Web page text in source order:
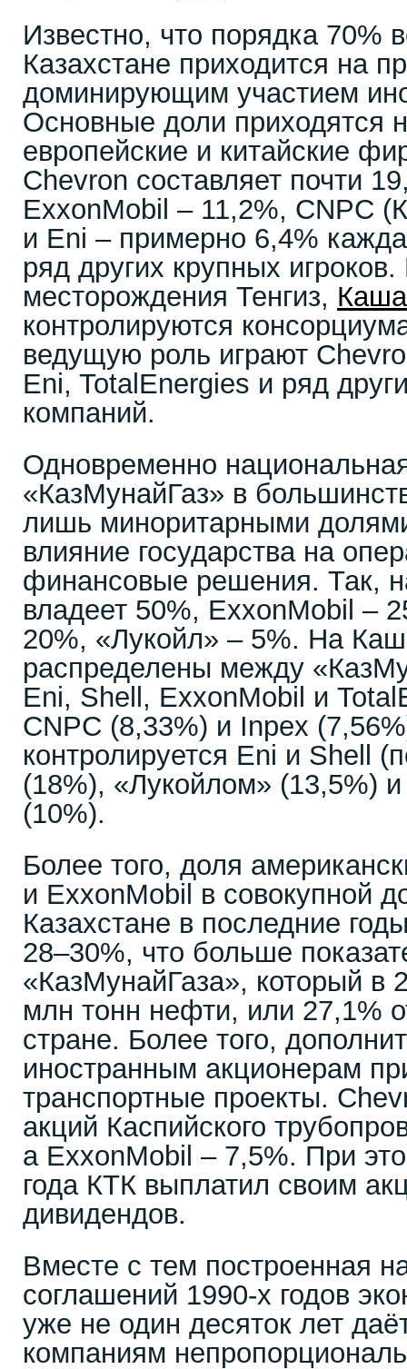
Известно, что порядка 70%
Казахстане приходится на
доминирующим участием
Основные доли приходятся
европейские и китайские
Chevron составляет почти
ExxonMobil – 11,2%, CNPC
и Eni – примерно 6,4%
ряд других крупных
месторождения Тенгиз,
контролируются
ведущую роль играют
Eni, TotalEnergies и ряд
компаний.
Одновременно
«КазМунайГаз» в
лишь миноритарными
влияние государства на
финансовые решения. Так,
владеет 50%, ExxonMobil –
20%, «Лукойл» – 5%. На
распределены между
Eni, Shell, ExxonMobil и
CNPC (8,33%) и Inpex
контролируется Eni и Shell
(18%), «Лукойлом» (13,5%)
(10%).
Более того, доля
и ExxonMobil в совокупной
Казахстане в последние
28–30%, что больше
«КазМунайГаза», который в
млн тонн нефти, или 27,1%
стране. Более того,
иностранным акционерам
транспортные проекты.
акций Каспийского
а ExxonMobil – 7,5%. При
года КТК выплатил своим
дивидендов.
Вместе с тем построенная
соглашений 1990-х годов
уже не один десяток лет
компаниям